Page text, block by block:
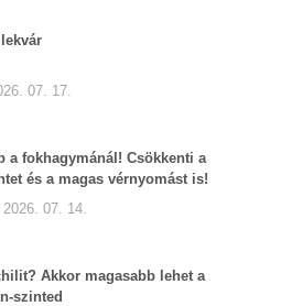
07. 17.
a fokhagymánál! Csökkenti a
és a magas vérnyomást is!
2026. 07. 14.
Akkor magasabb lehet a
szinted